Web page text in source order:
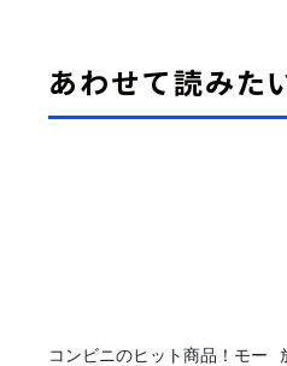
あわせて読みた
コンビニのヒット商品！モー